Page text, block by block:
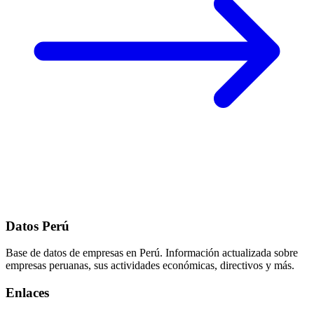
Datos Perú
Base de datos de empresas en Perú. Información actualizada sobre
empresas peruanas, sus actividades económicas, directivos y más.
Enlaces